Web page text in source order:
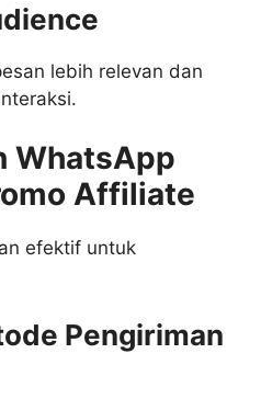
lebih relevan dan
WhatsApp
Affiliate
efektif untuk
Pengiriman